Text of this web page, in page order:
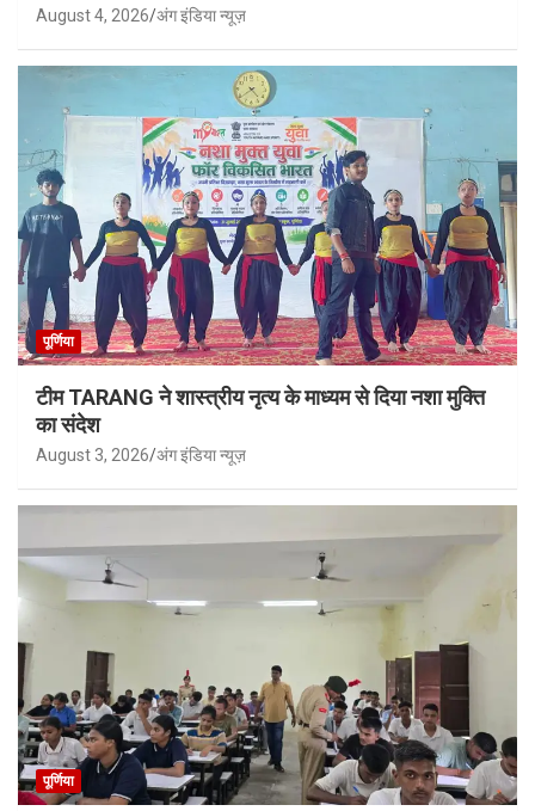
August 4, 2026 अंग इंडिया न्यूज़
पूर्णिया
टीम TARANG ने शास्त्रीय नृत्य के माध्यम से दिया नशा मुक्ति
का संदेश
August 3, 2026 अंग इंडिया न्यूज़
पूर्णिया